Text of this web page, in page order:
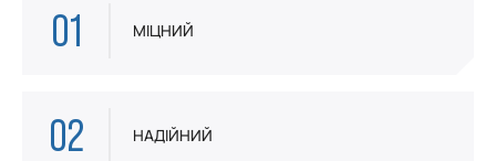
01 МІЦНИЙ
02 НАДІЙНИЙ